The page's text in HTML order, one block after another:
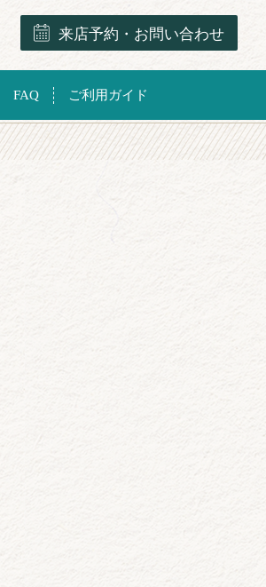
来店予約・お問い合わせ
FAQ ご利用ガイド